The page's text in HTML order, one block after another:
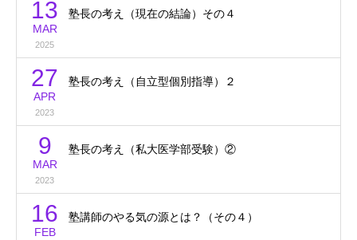
13
MAR
2025
塾長の考え（現在の結論）その４
27
APR
2023
塾長の考え（自立型個別指導）２
9
MAR
2023
塾長の考え（私大医学部受験）②
16
FEB
塾講師のやる気の源とは？（その４）